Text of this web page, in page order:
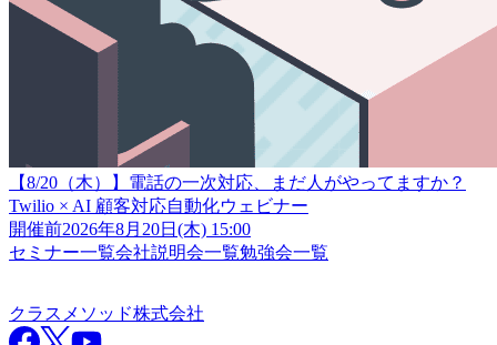
【8/20（木）】電話の一次対応、まだ人がやってますか？
Twilio × AI 顧客対応自動化ウェビナー
開催前2026年8月20日(木) 15:00
セミナー一覧会社説明会一覧勉強会一覧
クラスメソッド株式会社
Facebook
X YouTube